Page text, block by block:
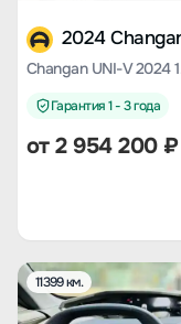
2024
Changan UNI-V 2024
Гарантия 1 - 3 года
от2 954 200₽
11399 км.